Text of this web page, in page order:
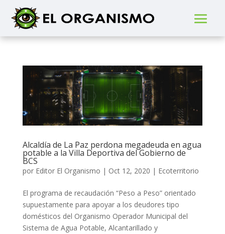
Alcaldía de La Paz perdona megadeuda en agua
potable a la Villa Deportiva del Gobierno de
BCS
por Editor El Organismo | Oct 12, 2020 | Ecoterritorio
El programa de recaudación “Peso a Peso” orientado
supuestamente para apoyar a los deudores tipo
domésticos del Organismo Operador Municipal del
Sistema de Agua Potable, Alcantarillado y